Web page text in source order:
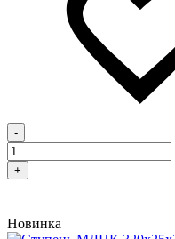
-
+
Новинка